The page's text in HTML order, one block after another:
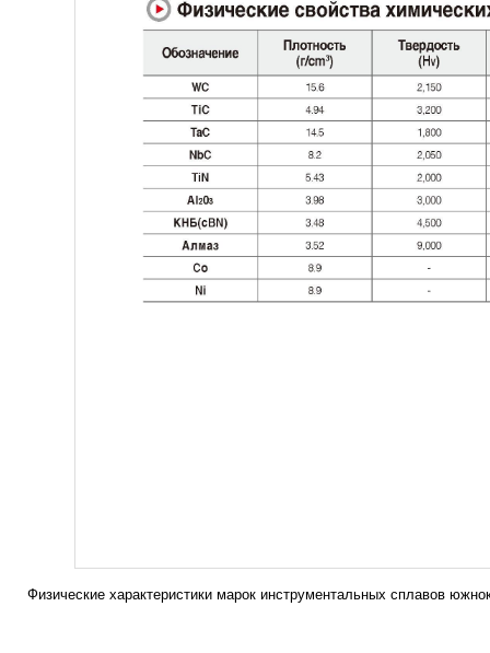
Физические характеристики марок инструментальных сплавов